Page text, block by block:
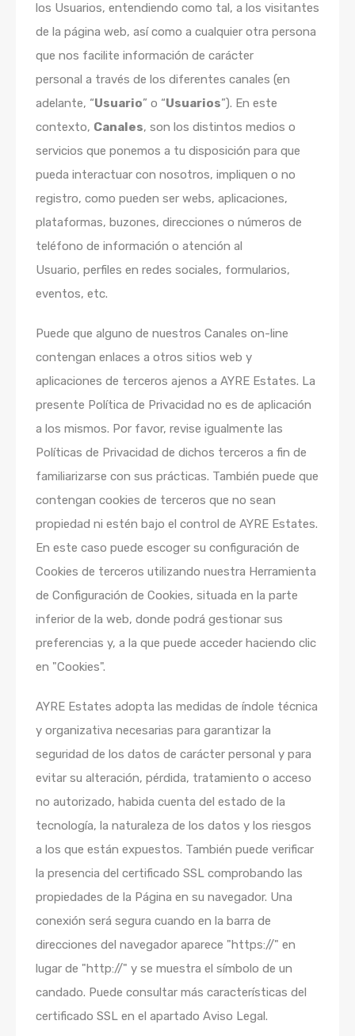
los Usuarios, entendiendo como tal, a los visitantes
de la página web, así como a cualquier otra persona
que nos facilite información de carácter
personal a través de los diferentes canales (en
adelante, “Usuario” o “Usuarios”). En este
contexto, Canales, son los distintos medios o
servicios que ponemos a tu disposición para que
pueda interactuar con nosotros, impliquen o no
registro, como pueden ser webs, aplicaciones,
plataformas, buzones, direcciones o números de
teléfono de información o atención al
Usuario, perfiles en redes sociales, formularios,
eventos, etc.
Puede que alguno de nuestros Canales on-line
contengan enlaces a otros sitios web y
aplicaciones de terceros ajenos a AYRE Estates. La
presente Política de Privacidad no es de aplicación
a los mismos. Por favor, revise igualmente las
Políticas de Privacidad de dichos terceros a fin de
familiarizarse con sus prácticas. También puede que
contengan cookies de terceros que no sean
propiedad ni estén bajo el control de AYRE Estates.
En este caso puede escoger su configuración de
Cookies de terceros utilizando nuestra Herramienta
de Configuración de Cookies, situada en la parte
inferior de la web, donde podrá gestionar sus
preferencias y, a la que puede acceder haciendo clic
en "Cookies".
AYRE Estates adopta las medidas de índole técnica
y organizativa necesarias para garantizar la
seguridad de los datos de carácter personal y para
evitar su alteración, pérdida, tratamiento o acceso
no autorizado, habida cuenta del estado de la
tecnología, la naturaleza de los datos y los riesgos
a los que están expuestos. También puede verificar
la presencia del certificado SSL comprobando las
propiedades de la Página en su navegador. Una
conexión será segura cuando en la barra de
direcciones del navegador aparece "https://" en
lugar de "http://" y se muestra el símbolo de un
candado. Puede consultar más características del
certificado SSL en el apartado Aviso Legal.